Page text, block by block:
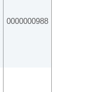
0000000988